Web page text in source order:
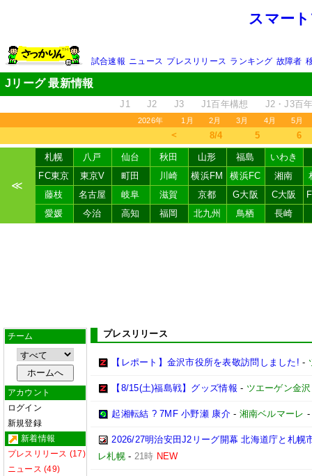
スマー
試合速報 ニュース プレスリリース ランキング 故障者
Jリーグ 最新情報
J1 J2 J3 J1百年構想 J2・J3百
2026年 1月 2月 3月 4月 5月
＜ 8/4 5 6
≪
札幌 八戸 仙台 秋田 山形 福島
いわき
FC東京
東京V 町田 川崎 横浜FM 横浜FC 湘南
藤枝
名古屋 岐阜 滋賀 京都 G大阪 C大阪
愛媛
今治 高知 福岡 北九州 鳥栖 長崎
チーム
アカウント
ログイン
新規登録
新着情報
プレスリリース (17)
ニュース (49)
プレスリリース
【レポート】金沢市役所を表敬訪問しました! -
【8/15(土)福島戦】グッズ情報 - ツエーゲン金沢
起湘転結 ? 7MF 小野瀬 康介- 湘南ベルマーレ
2026/27明治安田J2リーグ開幕 北海道庁と札幌
レ札幌- 21時 NEW